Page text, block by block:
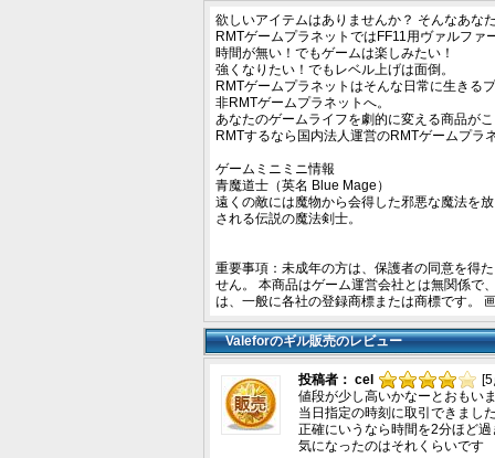
欲しいアイテムはありませんか？ そんなあな
RMTゲームプラネットではFF11用ヴァルフ
時間が無い！でもゲームは楽しみたい！
強くなりたい！でもレベル上げは面倒。
RMTゲームプラネットはそんな日常に生きる
非RMTゲームプラネットへ。
あなたのゲームライフを劇的に変える商品が
RMTするなら国内法人運営のRMTゲームプラ
ゲームミニミニ情報
青魔道士（英名 Blue Mage）
遠くの敵には魔物から会得した邪悪な魔法を
される伝説の魔法剣士。
重要事項：未成年の方は、保護者の同意を得
せん。 本商品はゲーム運営会社とは無関係で
は、一般に各社の登録商標または商標です。
Valeforのギル販売のレビュー
投稿者： cel
値段が少し高いかなーとおもい
当日指定の時刻に取引できまし
正確にいうなら時間を2分ほど
気になったのはそれくらいです